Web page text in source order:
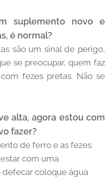
suplemento novo e
é normal?
são um sinal de perigo,
se preocupar, quem faz
fezes pretas. Não se
alta, agora estou com
fazer?
de ferro e as fezes
com uma
coloque água